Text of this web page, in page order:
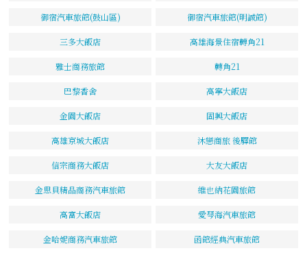
御宿汽車旅館(鼓山區) 御宿汽車旅館(明誠館)
三多大飯店 高雄海景住宿轉角21
雅士商務旅館 轉角21
巴黎香舍 高寧大飯店
金園大飯店 固興大飯店
高雄京城大飯店 沐戀商旅 後驛館
信宗商務大飯店 大友大飯店
金思貝精品商務汽車旅館 維也納花園旅館
高富大飯店 愛琴海汽車旅館
金哈妮商務汽車旅館 函館經典汽車旅館